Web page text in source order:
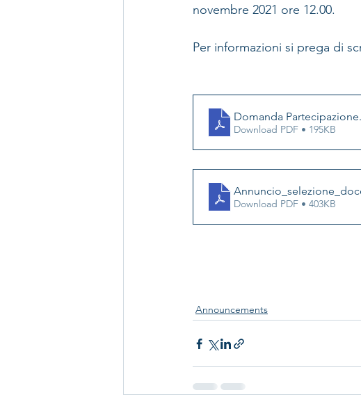
novembre 2021 ore 12.00.
Per informazioni si prega di
Domanda Partecipazione
Download PDF • 195KB
Download PDF • 403KB
Announcements